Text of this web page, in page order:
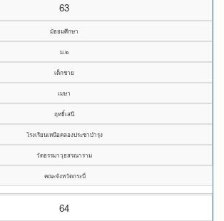
63
มัธยมศึกษา
ม.๒
เด็กชาย
เมษา
ฤทธิ์เสนี
โรงเรียนเหนือคลองประชาบำรุง
วัดธรรมาวุธสรณาราม
คณะจังหวัดกระบี่
64